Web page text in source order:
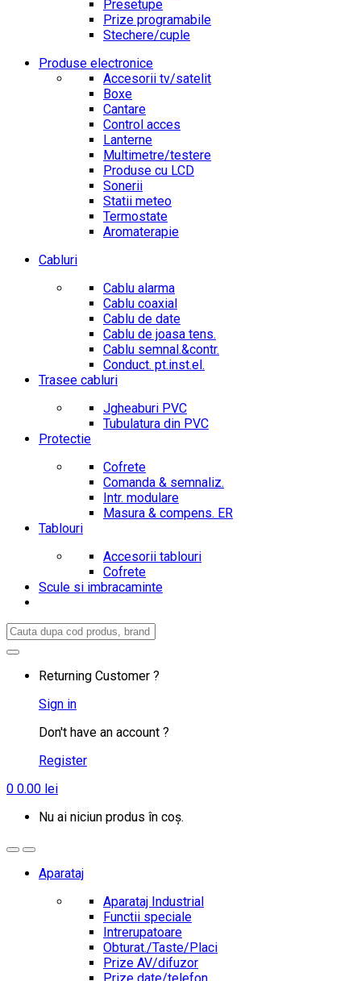
Presetupe
Prize programabile
Stechere/cuple
Produse electronice
Accesorii tv/satelit
Boxe
Cantare
Control acces
Lanterne
Multimetre/testere
Produse cu LCD
Sonerii
Statii meteo
Termostate
Aromaterapie
Cabluri
Cablu alarma
Cablu coaxial
Cablu de date
Cablu de joasa tens.
Cablu semnal.&contr.
Conduct. pt.inst.el.
Trasee cabluri
Jgheaburi PVC
Tubulatura din PVC
Protectie
Cofrete
Comanda & semnaliz.
Intr. modulare
Masura & compens. ER
Tablouri
Accesorii tablouri
Cofrete
Scule si imbracaminte
Search
Returning Customer ?
Sign in
Don't have an account ?
Register
0 0.00 lei
Nu ai niciun produs în coș.
Aparataj
Aparataj Industrial
Functii speciale
Intrerupatoare
Obturat./Taste/Placi
Prize AV/difuzor